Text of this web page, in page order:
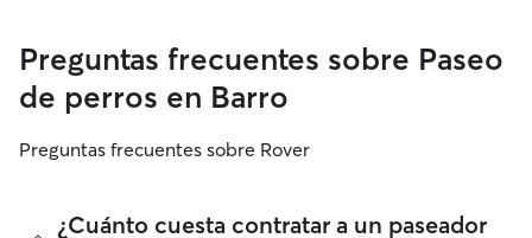
Preguntas frecuentes sobre Paseo
de perros en Barro
Preguntas frecuentes sobre Rover
¿Cuánto cuesta contratar a un paseador